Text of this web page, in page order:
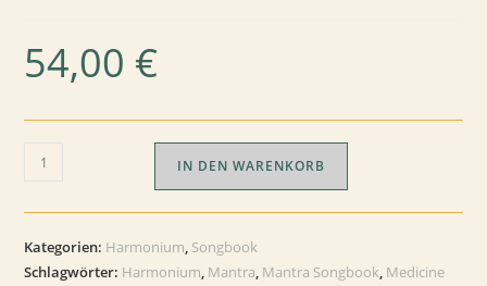
54,00 €
Harmonium
Mantra
Medicine
IN DEN WARENKORB
Kategorien: Harmonium, Songbook
Schlagwörter: Harmonium, Mantra, Mantra Songbook, Medicine